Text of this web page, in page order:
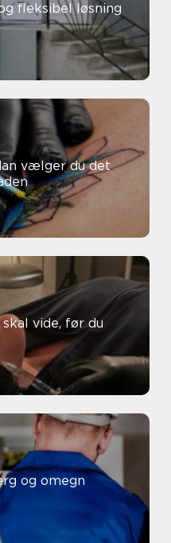
fleksibel løsning
og omegn